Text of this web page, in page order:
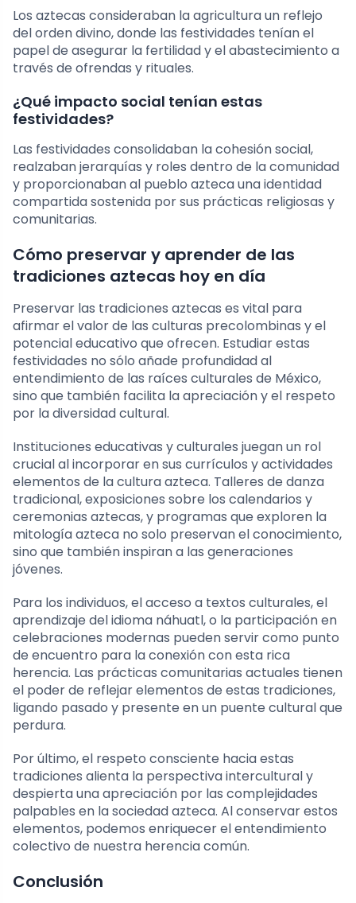
Los aztecas consideraban la agricultura un reflejo
del orden divino, donde las festividades tenían el
papel de asegurar la fertilidad y el abastecimiento a
través de ofrendas y rituales.
¿Qué impacto social tenían estas
festividades?
Las festividades consolidaban la cohesión social,
realzaban jerarquías y roles dentro de la comunidad
y proporcionaban al pueblo azteca una identidad
compartida sostenida por sus prácticas religiosas y
comunitarias.
Cómo preservar y aprender de las
tradiciones aztecas hoy en día
Preservar las tradiciones aztecas es vital para
afirmar el valor de las culturas precolombinas y el
potencial educativo que ofrecen. Estudiar estas
festividades no sólo añade profundidad al
entendimiento de las raíces culturales de México,
sino que también facilita la apreciación y el respeto
por la diversidad cultural.
Instituciones educativas y culturales juegan un rol
crucial al incorporar en sus currículos y actividades
elementos de la cultura azteca. Talleres de danza
tradicional, exposiciones sobre los calendarios y
ceremonias aztecas, y programas que exploren la
mitología azteca no solo preservan el conocimiento,
sino que también inspiran a las generaciones
jóvenes.
Para los individuos, el acceso a textos culturales, el
aprendizaje del idioma náhuatl, o la participación en
celebraciones modernas pueden servir como punto
de encuentro para la conexión con esta rica
herencia. Las prácticas comunitarias actuales tienen
el poder de reflejar elementos de estas tradiciones,
ligando pasado y presente en un puente cultural que
perdura.
Por último, el respeto consciente hacia estas
tradiciones alienta la perspectiva intercultural y
despierta una apreciación por las complejidades
palpables en la sociedad azteca. Al conservar estos
elementos, podemos enriquecer el entendimiento
colectivo de nuestra herencia común.
Conclusión